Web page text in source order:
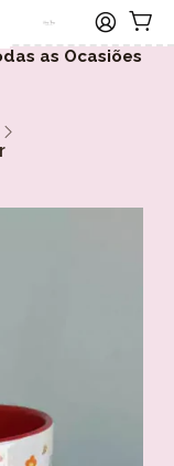
as Ocasiões